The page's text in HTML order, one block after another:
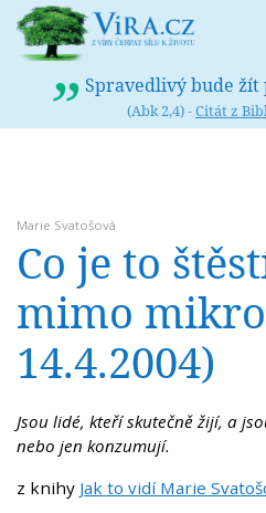
Spravedlivý bude žít
(Abk 2,4) -Citát z
Marie Svatošová
Co je to
mimo
14.4.2004)
Jsou lidé, kteří skutečně žijí, a
nebo jen konzumují.
z knihy Jak to vidí Marie